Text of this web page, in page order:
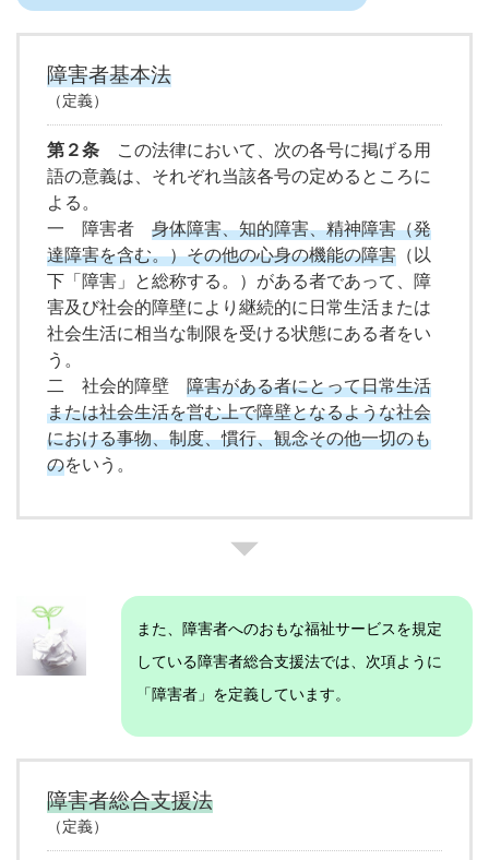
障害者基本法
（定義）
第２条 この法律において、次の各号に掲げる用
語の意義は、それぞれ当該各号の定めるところに
よる。
一 障害者 身体障害、知的障害、精神障害（発
達障害を含む。）その他の心身の機能の障害 （以
下「障害」と総称する。）がある者であって、障
害及び社会的障壁により継続的に日常生活または
社会生活に相当な制限を受ける状態にある者をい
う。
二 社会的障壁 障害がある者にとって日常生活
または社会生活を営む上で障壁となるような社会
における事物、制度、慣行、観念その他一切のも
のをいう。
また、障害者へのおもな福祉サービスを規定
している障害者総合支援法では、次項ように
「障害者」を定義しています。
障害者総合支援法
（定義）